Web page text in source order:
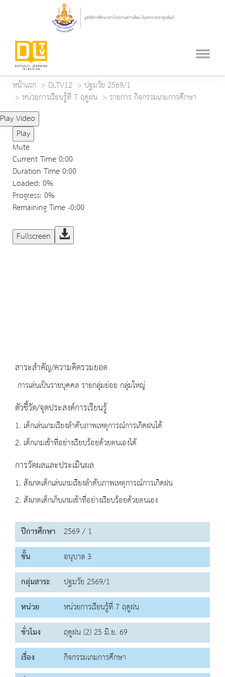
หน้าแรก DLTV12
ปฐมวัย 2569/1
หน่วยการเรียนรู้ที่ 7 ฤดูฝน
รายการ กิจกรรมเกมการศึกษา
Play Video
Play
Mute
Current Time0:00
Duration Time0:00
Loaded: 0%
Progress: 0%
Remaining Time-0:00
Fullscreen
สาระสำคัญ/ความคิดรวมยอด
การเล่นเป็นรายบุคคล รายกลุ่มย่อย กลุ่มใหญ่
ตัวชี้วัด/จุดประสงค์การเรียนรู้
1. เด็กเล่นเกมเรียงลำดับภาพเหตุการณ์การเกิดฝนได้
2. เด็กเกมเข้าที่อย่างเรียบร้อยด้วยตนเองได้
การวัดผลและประเมินผล
1. สังเกตเด็กเล่นเกมเรียงลำดับภาพเหตุการณ์การเกิดฝน
2. สังเกตเด็กเก็บเกมเข้าที่อย่างเรียบร้อยด้วยตนเอง
ปีการศึกษา 2569 / 1
ชั้น
อนุบาล 3
กลุ่มสาระ
ปฐมวัย 2569/1
หน่วย
หน่วยการเรียนรู้ที่ 7 ฤดูฝน
ชั่วโมง
ฤดูฝน (2) 25 มิ.ย. 69
เรื่อง
กิจกรรมเกมการศึกษา